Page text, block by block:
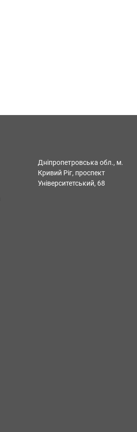
Дніпропетровська обл., м.
Кривий Ріг, проспект
Університетський, 68